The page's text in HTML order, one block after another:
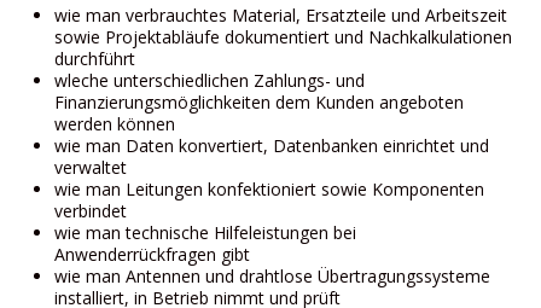
wie man verbrauchtes Material, Ersatzteile und Arbeitszeit
sowie Projektabläufe dokumentiert und Nachkalkulationen
durchführt
wleche unterschiedlichen Zahlungs- und
Finanzierungsmöglichkeiten dem Kunden angeboten
werden können
wie man Daten konvertiert, Datenbanken einrichtet und
verwaltet
wie man Leitungen konfektioniert sowie Komponenten
verbindet
wie man technische Hilfeleistungen bei
Anwenderrückfragen gibt
wie man Antennen und drahtlose Übertragungssysteme
installiert, in Betrieb nimmt und prüft